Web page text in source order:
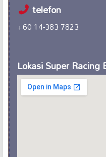
telefon
+60 14-383 7823
Lokasi Super